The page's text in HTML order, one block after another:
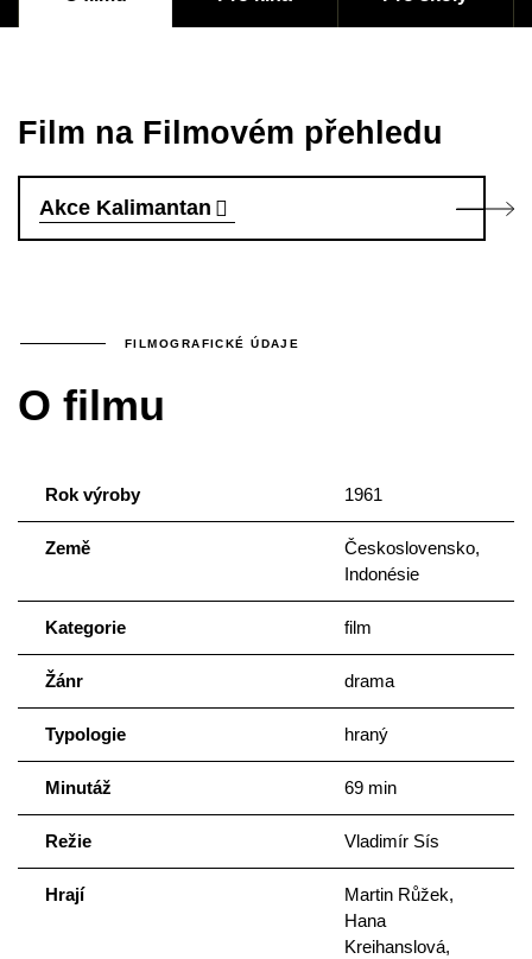
Film na Filmovém přehledu
Akce Kalimantan
FILMOGRAFICKÉ ÚDAJE
O filmu
Rok výroby 1961
Země
Československo,
Indonésie
Kategorie film
Žánr drama
Typologie hraný
Minutáž 69 min
Režie Vladimír Sís
Hrají
Martin Růžek,
Hana
Kreihanslová,